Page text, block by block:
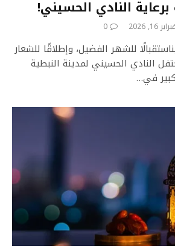
النادي الحسيني!
فبراير 16, 2026 0
للشهر الفضيل، وإطلاقًا للشعار
النادي الحسيني لمدينة النبطية
في…